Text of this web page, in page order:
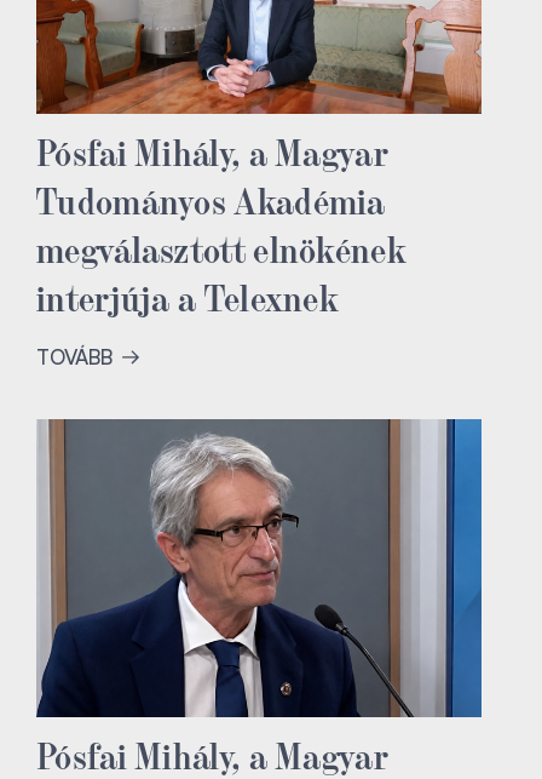
Pósfai Mihály, a Magyar
Tudományos Akadémia
megválasztott elnökének
interjúja a Telexnek
TOVÁBB
Pósfai Mihály, a Magyar